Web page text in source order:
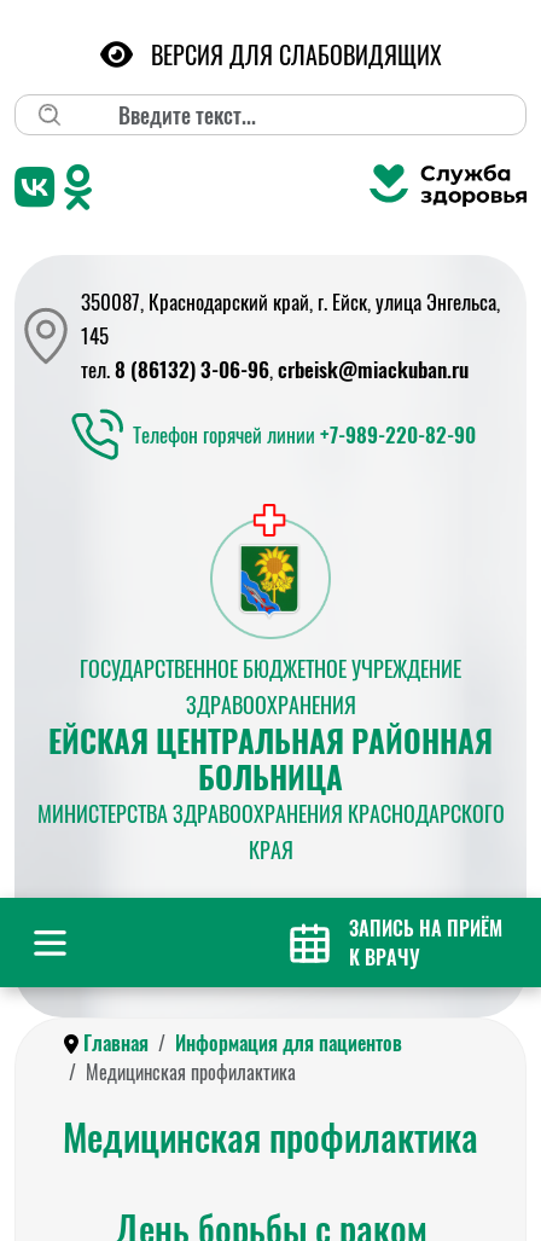
Поиск
ВЕРСИЯ ДЛЯ СЛАБОВИДЯЩИХ
350087, Краснодарский край, г. Ейск, улица Энгельса,
145
тел.8 (86132) 3-06-96,crbeisk@miackuban.ru
Телефон горячей линии +7-989-220-82-90
ГОСУДАРСТВЕННОЕ БЮДЖЕТНОЕ УЧРЕЖДЕНИЕ
ЗДРАВООХРАНЕНИЯ
ЕЙСКАЯ ЦЕНТРАЛЬНАЯ РАЙОННАЯ
БОЛЬНИЦА
МИНИСТЕРСТВА ЗДРАВООХРАНЕНИЯ КРАСНОДАРСКОГО
КРАЯ
ЗАПИСЬ НА ПРИЁМ
К ВРАЧУ
Главная
Информация для пациентов
Медицинская профилактика
Медицинская профилактика
День борьбы с раком